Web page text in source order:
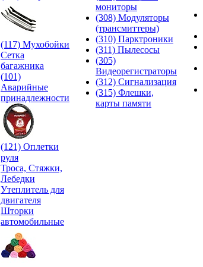
(117) Мухобойки
Сетка
багажника
(101)
Аварийные
принадлежности
(121) Оплетки
руля
Троса, Стяжки,
Лебедки
Утеплитель для
двигателя
Шторки
автомобильные
мониторы
(308) Модуляторы
(трансмиттеры)
(310) Парктроники
(311) Пылесосы
(305)
Видеорегистраторы
(312) Сигнализация
(315) Флешки,
карты памяти